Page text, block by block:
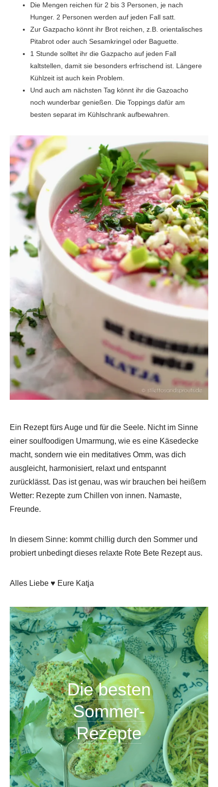
Die Mengen reichen für 2 bis 3 Personen, je nach
Hunger. 2 Personen werden auf jeden Fall satt.
Zur Gazpacho könnt ihr Brot reichen, z.B. orientalisches
Pitabrot oder auch Sesamkringel oder Baguette.
1 Stunde solltet ihr die Gazpacho auf jeden Fall
kaltstellen, damit sie besonders erfrischend ist. Längere
Kühlzeit ist auch kein Problem.
Und auch am nächsten Tag könnt ihr die Gazoacho
noch wunderbar genießen. Die Toppings dafür am
besten separat im Kühlschrank aufbewahren.
Ein Rezept fürs Auge und für die Seele. Nicht im Sinne
einer soulfoodigen Umarmung, wie es eine Käsedecke
macht, sondern wie ein meditatives Omm, was dich
ausgleicht, harmonisiert, relaxt und entspannt
zurücklässt. Das ist genau, was wir brauchen bei heißem
Wetter: Rezepte zum Chillen von innen. Namaste,
Freunde.
In diesem Sinne: kommt chillig durch den Sommer und
probiert unbedingt dieses relaxte Rote Bete Rezept aus.
Alles Liebe ♥ Eure Katja
Die besten
Sommer-
Rezepte